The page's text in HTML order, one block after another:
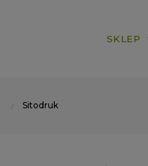
SKLEP
Sitodruk